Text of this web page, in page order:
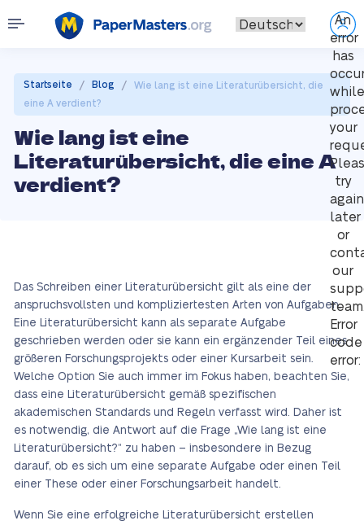
An
error
has
while
your
try
again
later
or
our
Error
code
error:
Startseite / Blog /
Wie lang ist eine Literaturübersicht, die
eine A verdient?
Wie lang ist eine
Literaturübersicht, die eine A
verdient?
Das Schreiben einer Literaturübersicht gilt als eine der
anspruchsvollsten und kompliziertesten Arten von Aufgaben.
Eine Literaturübersicht kann als separate Aufgabe
geschrieben werden oder sie kann ein ergänzender Teil eines
größeren Forschungsprojekts oder einer Kursarbeit sein.
Welche Option Sie auch immer im Fokus haben, beachten Sie,
dass eine Literaturübersicht gemäß spezifischen
akademischen Standards und Regeln verfasst wird. Daher ist
es notwendig, die Antwort auf die Frage „Wie lang ist eine
Literaturübersicht?“ zu haben – insbesondere in Bezug
darauf, ob es sich um eine separate Aufgabe oder einen Teil
einer These oder einer Forschungsarbeit handelt.
Wenn Sie eine erfolgreiche Literaturübersicht erstellen